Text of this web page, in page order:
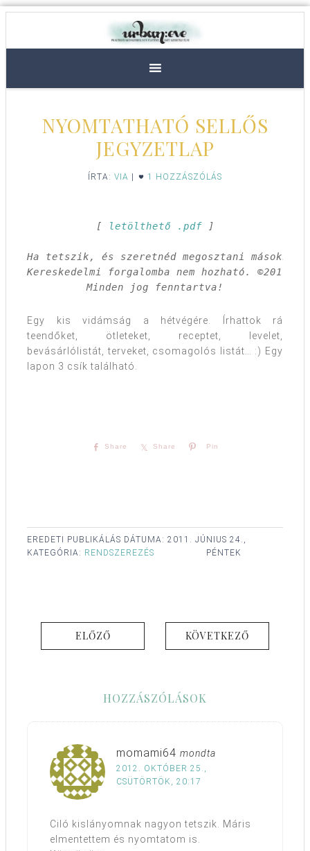
NYOMTATHATÓ SELLŐS
JEGYZETLAP
ÍRTA: VIA 1 HOZZÁSZÓLÁS
[ letölthető .pdf ]
Ha tetszik, és szeretnéd megosztani
Kereskedelmi forgalomba nem hozható. ©2011
Minden jog fenntartva!
Egy kis vidámság a hétvégére. Írhattok rá
teendőket, ötleteket, receptet, levelet,
bevásárlólistát, terveket, csomagolós listát… :) Egy
lapon 3 csík található.
Share Share Pin
EREDETI PUBLIKÁLÁS DÁTUMA: 2011. JÚNIUS 24.,
PÉNTEK
KATEGÓRIA: RENDSZEREZÉS
ELŐZŐ KÖVETKEZŐ
HOZZÁSZÓLÁSOK
momami64 mondta
2012. OKTÓBER 25.,
CSÜTÖRTÖK, 20:17
Ciló kislányomnak nagyon tetszik. Máris
elmentettem és nyomtatom is.